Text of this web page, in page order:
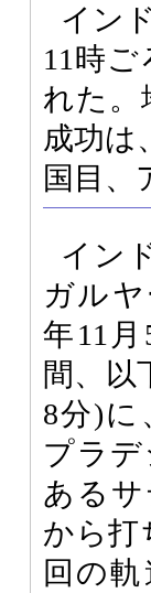
イン
11時
れた。
成功は
国目、
イン
ガル
年11
間、以
8分)に
プラ
ある
から打
回の